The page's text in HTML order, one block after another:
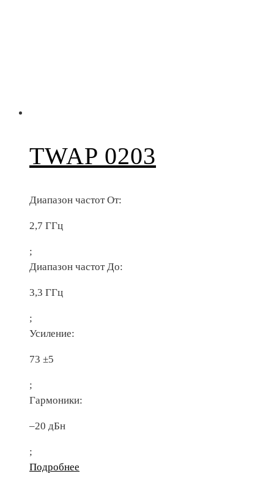
TWAP 0203
Диапазон частот От:
2,7 ГГц
;
Диапазон частот До:
3,3 ГГц
;
Усиление:
73 ±5
;
Гармоники:
–20 дБн
;
Подробнее